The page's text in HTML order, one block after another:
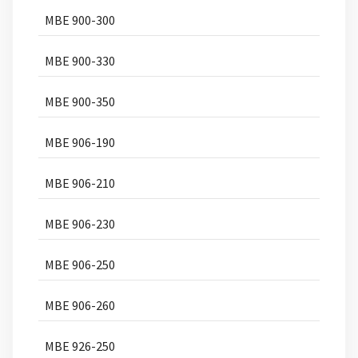
MBE 900-300
MBE 900-330
MBE 900-350
MBE 906-190
MBE 906-210
MBE 906-230
MBE 906-250
MBE 906-260
MBE 926-250